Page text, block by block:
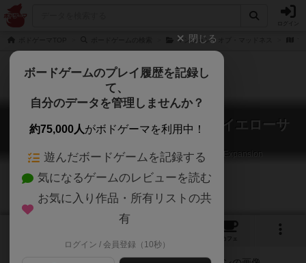
マンション・オブ・マッドネス
マンション・オブ・マッドネス：イエローサ
MANSIONS OF MADNESS: THE YELLOW SIGN Expansion
カフェ
閉じる
ボードゲームのプレイ履歴を記録し
て、
自分のデータを管理しませんか？
約75,000人がボドゲーマを利用中！
遊んだボードゲームを記録する
気になるゲームのレビューを読む
お気に入り作品・所有リストの共
有
ログイン / 会員登録（10秒）